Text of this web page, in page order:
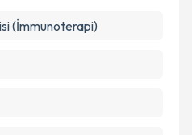
(İmmunoterapi)